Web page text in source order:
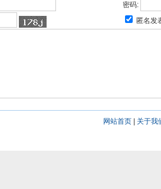
密码:
匿名发
网站首页| 关于我